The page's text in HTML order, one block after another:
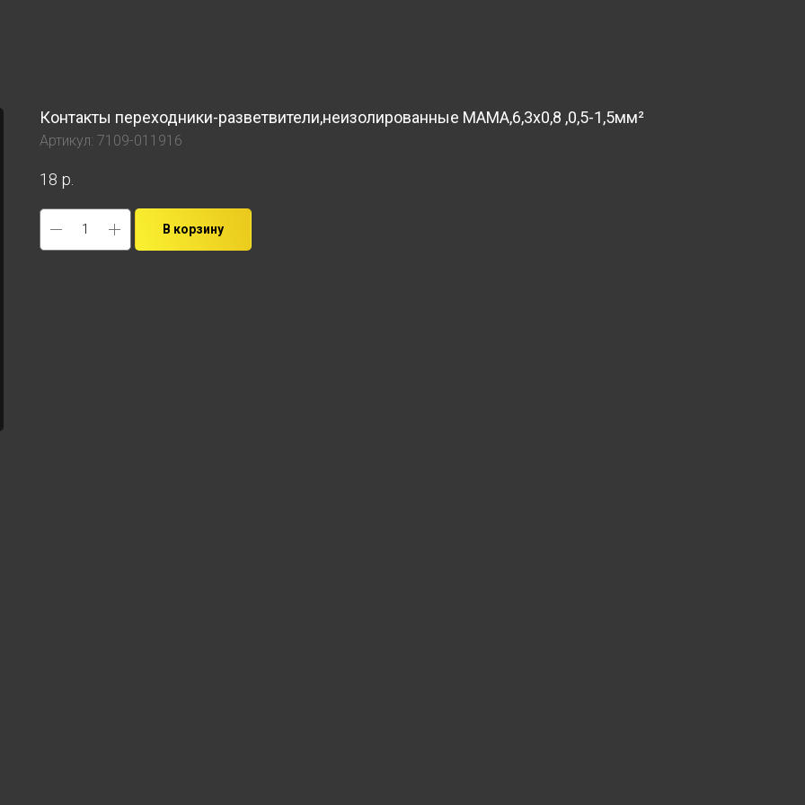
Контакты переходники-разветвители,неизолированные МАМА,6,3x0,8 ,0,5-1,5мм²
Артикул: 7109-011916
18 р.
В корзину